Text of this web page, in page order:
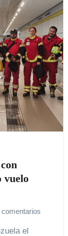
vuelo